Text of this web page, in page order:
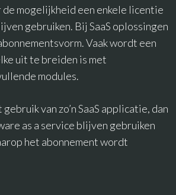
mogelijkheid een enkele licentie
gebruiken. Bij SaaS oplossingen
Vaak wordt een
uit te breiden is met
modules.
van zo’n SaaS applicatie, dan
as a service blijven gebruiken
het abonnement wordt